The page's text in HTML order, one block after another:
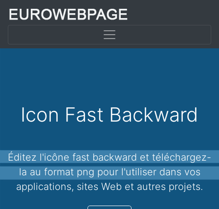
Icon Fast Backward
Éditez l'icône fast backward et téléchargez-
la au format png pour l'utiliser dans vos
applications, sites Web et autres projets.